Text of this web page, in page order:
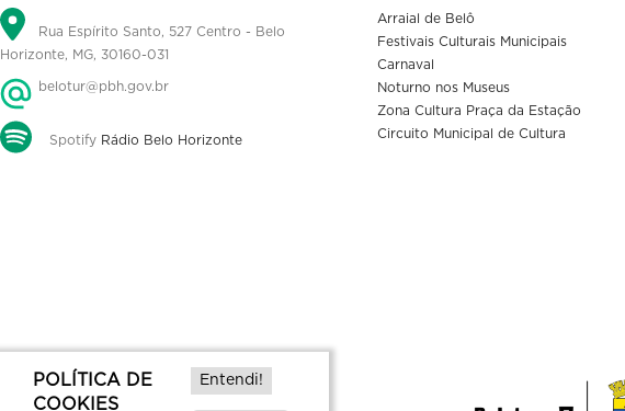
Rua Espírito Santo, 527 Centro - Belo
Horizonte, MG, 30160-031
belotur@pbh.gov.br
Spotify Rádio Belo Horizonte
Arraial de Belô
Festivais Culturais Municipais
Carnaval
Noturno nos Museus
Zona Cultura Praça da Estação
Circuito Municipal de Cultura
POLÍTICA DE
COOKIES
Entendi!